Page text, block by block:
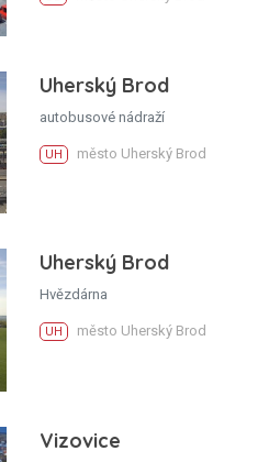
Uherský Brod
autobusové nádraží
UH město Uherský Brod
Uherský Brod
Hvězdárna
UH město Uherský Brod
Vizovice